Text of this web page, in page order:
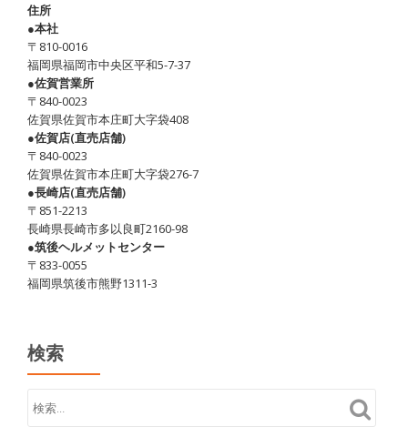
温
話
す)
住所
●本社
〒810-0016
福岡県福岡市中央区平和5-7-37
●佐賀営業所
〒840-0023
佐賀県佐賀市本庄町大字袋408
●佐賀店(直売店舗)
〒840-0023
佐賀県佐賀市本庄町大字袋276-7
●長崎店(直売店舗)
〒851-2213
長崎県長崎市多以良町2160-98
●筑後ヘルメットセンター
〒833-0055
福岡県筑後市熊野1311-3
検索